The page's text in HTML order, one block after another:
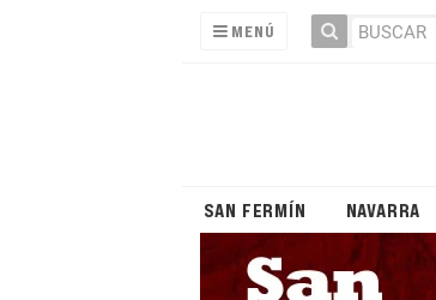
MENÚ
SAN FERMÍN NAVARRA